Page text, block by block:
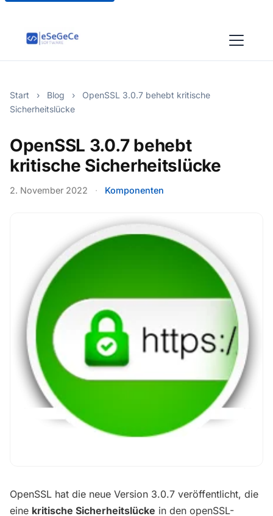
Start › Blog ›
OpenSSL 3.0.7 behebt kritische
Sicherheitslücke
OpenSSL 3.0.7 behebt
kritische Sicherheitslücke
2. November 2022 · Komponenten
OpenSSL hat die neue Version 3.0.7 veröffentlicht, die
eine kritische Sicherheitslücke in den openSSL-